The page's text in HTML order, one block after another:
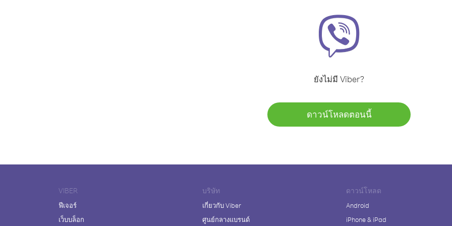
ยังไม่มี Viber?
ดาวน์โหลดตอนนี้
VIBER
ฟีเจอร์
เว็บบล็อก
บริษัท
เกี่ยวกับ Viber
ศูนย์กลางแบรนด์
ดาวน์โหลด
Android
iPhone & iPad